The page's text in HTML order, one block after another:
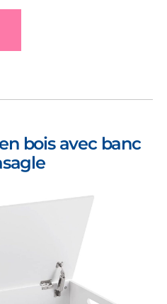
bois avec banc